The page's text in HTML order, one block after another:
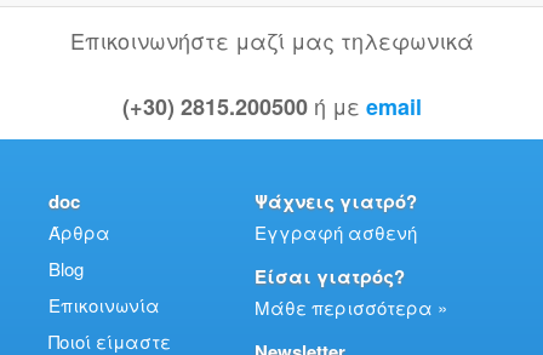
Επικοινωνήστε μαζί μας τηλεφωνικά
(+30) 2815.200500 ή με email
doc
Άρθρα
Blog
Επικοινωνία
Ποιοί είμαστε
Ψάχνεις γιατρό?
Εγγραφή ασθενή
Είσαι γιατρός?
Μάθε περισσότερα »